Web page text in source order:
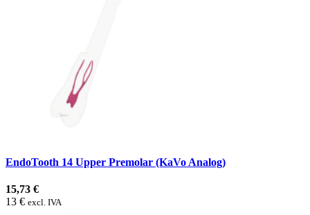
EndoTooth 14 Upper Premolar (KaVo Analog)
15,73 €
13 € excl. IVA